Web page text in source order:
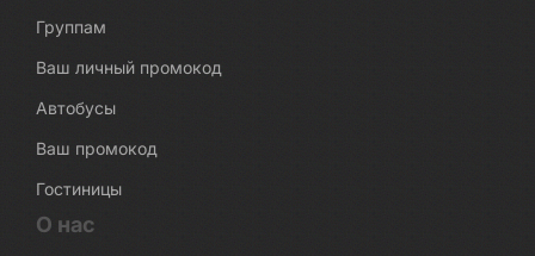
Группам
Ваш личный промокод
Автобусы
Ваш промокод
Гостиницы
О нас